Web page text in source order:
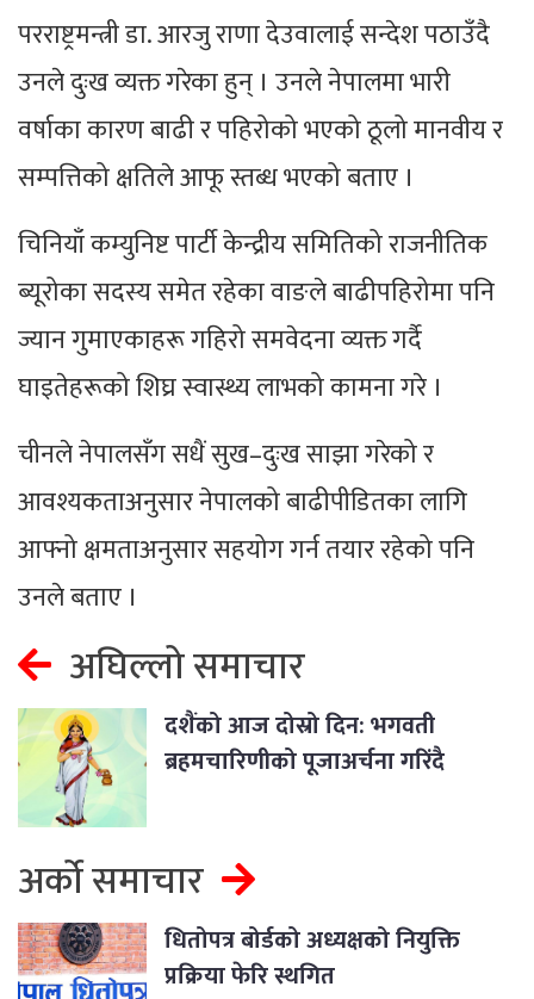
परराष्ट्रमन्त्री डा. आरजु राणा देउवालाई सन्देश पठाउँदै
उनले दुःख व्यक्त गरेका हुन् । उनले नेपालमा भारी
वर्षाका कारण बाढी र पहिरोको भएको ठूलो मानवीय र
सम्पत्तिको क्षतिले आफू स्तब्ध भएको बताए ।
चिनियाँ कम्युनिष्ट पार्टी केन्द्रीय समितिको राजनीतिक
ब्यूरोका सदस्य समेत रहेका वाङले बाढीपहिरोमा पनि
ज्यान गुमाएकाहरू गहिरो समवेदना व्यक्त गर्दै
घाइतेहरूको शिघ्र स्वास्थ्य लाभको कामना गरे ।
चीनले नेपालसँग सधैं सुख–दुःख साझा गरेको र
आवश्यकताअनुसार नेपालको बाढीपीडितका लागि
आफ्नो क्षमताअनुसार सहयोग गर्न तयार रहेको पनि
उनले बताए ।
अघिल्लो समाचार
दशैंको आज दोस्रो दिन: भगवती
ब्रहमचारिणीको पूजाअर्चना गरिंदै
अर्को समाचार
धितोपत्र बोर्डको अध्यक्षको नियुक्ति
प्रक्रिया फेरि स्थगित